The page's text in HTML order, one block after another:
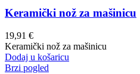
Keramički nož za mašinicu
19,91 €
Keramički nož za mašinicu
Dodaj u košaricu
Brzi pogled